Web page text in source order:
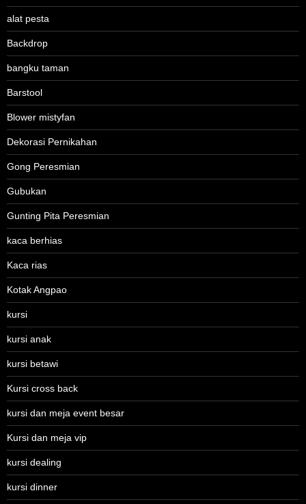
alat pesta
Backdrop
bangku taman
Barstool
Blower mistyfan
Dekorasi Pernikahan
Gong Peresmian
Gubukan
Gunting Pita Peresmian
kaca berhias
Kaca rias
Kotak Angpao
kursi
kursi anak
kursi betawi
Kursi cross back
kursi dan meja event besar
Kursi dan meja vip
kursi dealing
kursi dinner